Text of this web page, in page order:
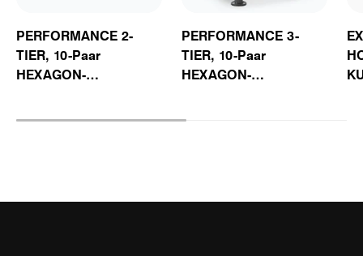
PERFORMANCE 2-
TIER, 10-Paar
HEXAGON-
PERFORMANCE 3-
TIER, 10-Paar
HEXAGON-